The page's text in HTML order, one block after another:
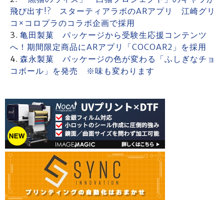
飛び出す!? スターティアラボのARアプリ 江崎グリ
コ×コロプラのコラボ企画で採用
亀田製菓 パッケージから受験生応援コンテンツ
へ！期間限定商品にARアプリ「COCOAR2」を採用
森永製菓 パッケージの色が変わる「ふしぎなチョ
コボール」を発売 ※味も変わります